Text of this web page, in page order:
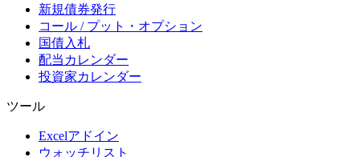
新規債券発行
コール / プット・オプション
国債入札
配当カレンダー
投資家カレンダー
ツール
Excelアドイン
ウォッチリスト